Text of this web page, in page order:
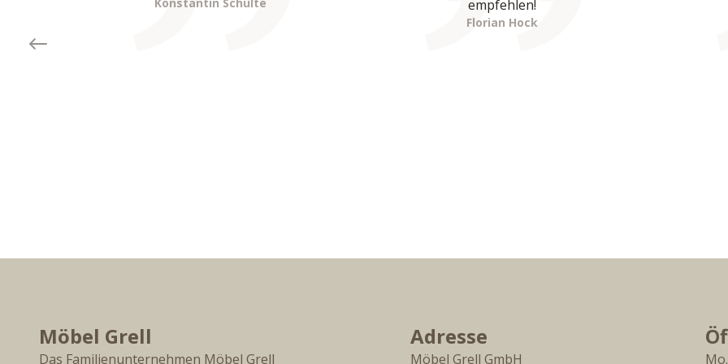
empfehlen!
Florian Hock
Möbel Grell
Das Familienunternehmen Möbel Grell
Adresse
Möbel Grell GmbH